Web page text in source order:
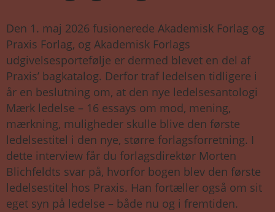
Den 1. maj 2026 fusionerede Akademisk Forlag og
Praxis Forlag, og Akademisk Forlags
udgivelsesportefølje er dermed blevet en del af
Praxis’ bagkatalog. Derfor traf ledelsen tidligere i
år en beslutning om, at den nye ledelsesantologi
Mærk ledelse – 16 essays om mod, mening,
mærkning, muligheder skulle blive den første
ledelsestitel i den nye, større forlagsforretning. I
dette interview får du forlagsdirektør Morten
Blichfeldts svar på, hvorfor bogen blev den første
ledelsestitel hos Praxis. Han fortæller også om sit
eget syn på ledelse – både nu og i fremtiden.